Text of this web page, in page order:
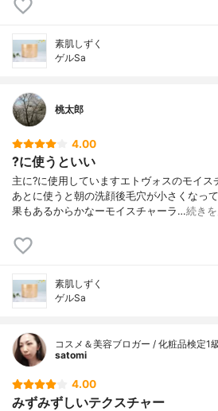
素肌しずく
ゲルSa
桃太郎
4.00
?に使うといい
主に?に使用していますエトヴォスのモイ
あとに使うと朝の洗顔後毛穴が小さくなっ
果もあるからかなーモイスチャーラ…続き
素肌しずく
ゲルSa
コスメ＆美容ブロガー / 化粧品検定1
satomi
4.00
みずみずしいテクスチャー